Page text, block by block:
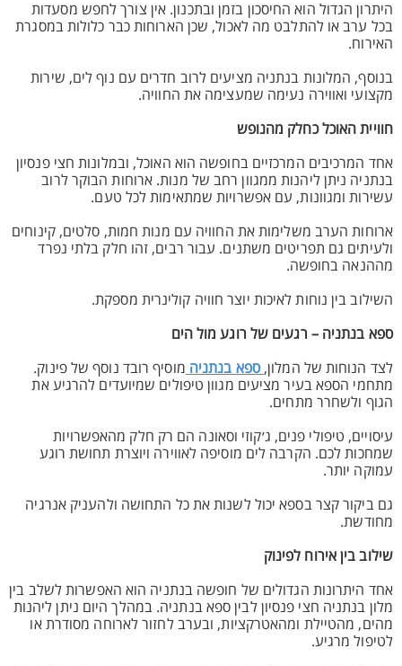
היתרון הגדול הוא החיסכון בזמן ובתכנון. אין צורך לחפש מסעדות
בכל ערב או להתלבט מה לאכול, שכן הארוחות כבר כלולות במסגרת
האירוח.
בנוסף, המלונות בנתניה מציעים לרוב חדרים עם נוף לים, שירות
מקצועי ואווירה נעימה שמעצימה את החוויה.
חוויית האוכל כחלק מהנופש
אחד המרכיבים המרכזיים בחופשה הוא האוכל, ובמלונות חצי פנסיון
בנתניה ניתן ליהנות ממגוון רחב של מנות. ארוחות הבוקר לרוב
עשירות ומגוונות, עם אפשרויות שמתאימות לכל טעם.
ארוחות הערב משלימות את החוויה עם מנות חמות, סלטים, קינוחים
ולעיתים גם תפריטים משתנים. עבור רבים, זהו חלק בלתי נפרד
מההנאה בחופשה.
השילוב בין נוחות לאיכות יוצר חוויה קולינרית מספקת.
ספא בנתניה – רגעים של רוגע מול הים
לצד הנוחות של המלון,ספא בנתניה מוסיף רובד נוסף של פינוק.
מתחמי הספא בעיר מציעים מגוון טיפולים שמיועדים להרגיע את
הגוף ולשחרר מתחים.
עיסויים, טיפולי פנים, ג׳קוזי וסאונה הם רק חלק מהאפשרויות
שמחכות לכם. הקרבה לים מוסיפה לאווירה ויוצרת תחושת רוגע
עמוקה יותר.
גם ביקור קצר בספא יכול לשנות את כל התחושה ולהעניק אנרגיה
מחודשת.
שילוב בין אירוח לפינוק
אחד היתרונות הגדולים של חופשה בנתניה הוא האפשרות לשלב בין
מלון בנתניה חצי פנסיון לבין ספא בנתניה. במהלך היום ניתן ליהנות
מהים, מהטיילת ומהאטרקציות, ובערב לחזור לארוחה מסודרת או
לטיפול מרגיע.